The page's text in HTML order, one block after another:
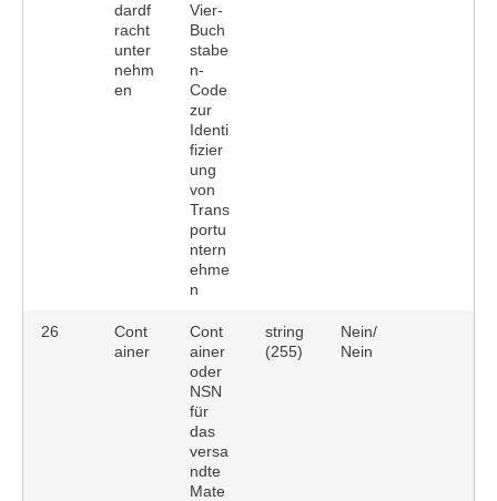
dardf
racht
unter
nehm
en
Vier-
Buch
stabe
n-
Code
zur
Identi
fizier
ung
von
Trans
portu
ntern
ehme
n
26
Cont
ainer
Cont
ainer
oder
NSN
für
das
versa
ndte
Mate
string
(255)
Nein/
Nein